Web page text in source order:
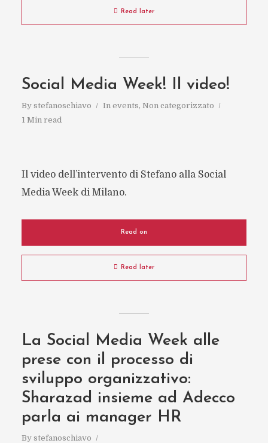
Read later
Social Media Week! Il video!
By stefanoschiavo In events, Non categorizzato
1 Min read
Il video dell’intervento di Stefano alla Social
Media Week di Milano.
Read on
Read later
La Social Media Week alle
prese con il processo di
sviluppo organizzativo:
Sharazad insieme ad Adecco
parla ai manager HR
By stefanoschiavo